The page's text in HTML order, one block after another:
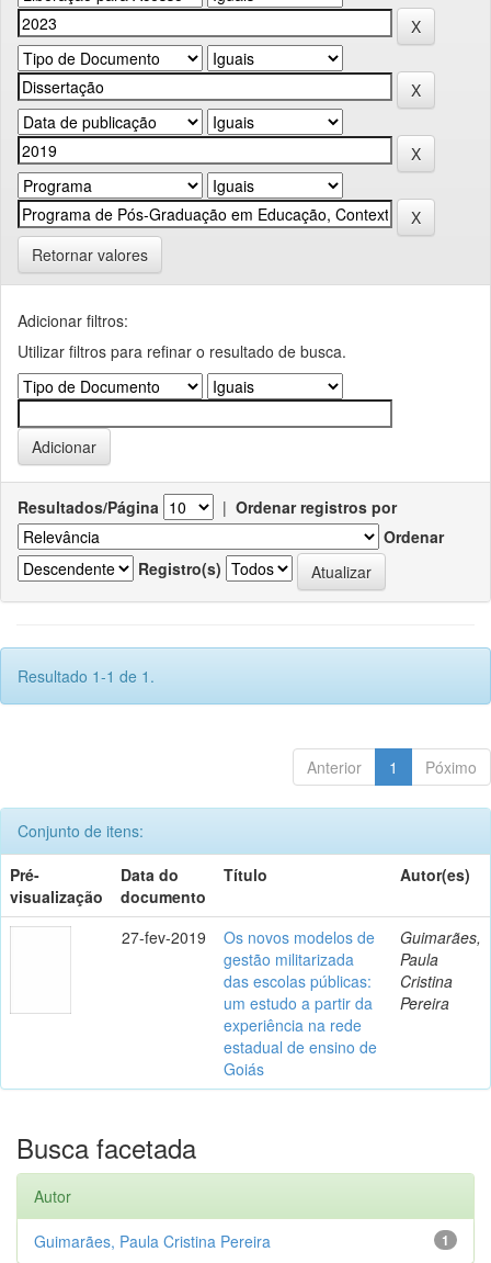
Retornar valores
Adicionar filtros:
Utilizar filtros para refinar o resultado de busca.
Resultados/Página | Ordenar registros por
Ordenar
Registro(s)
Resultado 1-1 de 1.
Anterior 1 Póximo
Conjunto de itens:
Pré-
visualização
Data do
documento
Título Autor(es)
27-fev-2019
Os novos modelos de
gestão militarizada
das escolas públicas:
um estudo a partir da
experiência na rede
estadual de ensino de
Goiás
Guimarães,
Paula
Cristina
Pereira
Busca facetada
Autor
1
Guimarães, Paula Cristina Pereira